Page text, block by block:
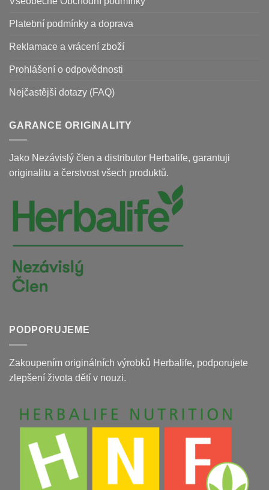
Platební podmínky a doprava
Reklamace a vrácení zboží
Prohlášení o odpovědnosti
Nejčastější dotazy (FAQ)
GARANCE ORIGINALITY
Jako Nezávislý člen a distributor Herbalife, garantuji
originalitu a čerstvost všech produktů.
PODPORUJEME
Zakoupením originálních výrobků Herbalife, podporujete
zlepšení života dětí v nouzi.